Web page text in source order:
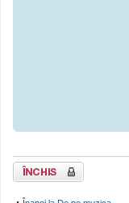
Subiect închis